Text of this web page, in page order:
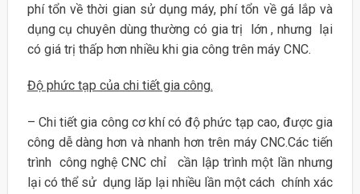
phí tổn về thời gian sử dụng máy, phí tổn về gá lắp và
dụng cụ chuyên dùng thường có gia trị lớn , nhưng lại
có giá trị thấp hơn nhiều khi gia công trên máy CNC.
Độ phức tạp của chi tiết gia công.
– Chi tiết gia công cơ khí có độ phức tạp cao, được gia
công dễ dàng hơn và nhanh hơn trên máy CNC.Các tiến
trình công nghệ CNC chỉ cần lập trình một lần nhưng
lại có thể sử dụng lăp lại nhiều lần một cách chính xác